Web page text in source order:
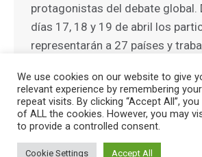
protagonistas del debate global.
días 17, 18 y 19 de abril los
representarán a 27 países y
Política de cookies
We use cookies on our website to give
relevant experience by remembering
repeat visits. By clicking “Accept All”,
of ALL the cookies. However, you may
to provide a controlled consent.
Cookie Settings Accept All